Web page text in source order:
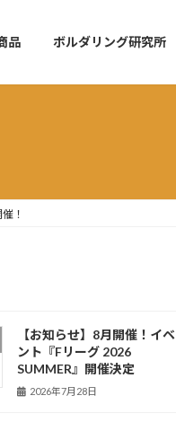
品 ボルダリング研究所
！
【お知らせ】8月開催！イベ
ント『Fリーグ 2026
SUMMER』開催決定
2026年7月28日